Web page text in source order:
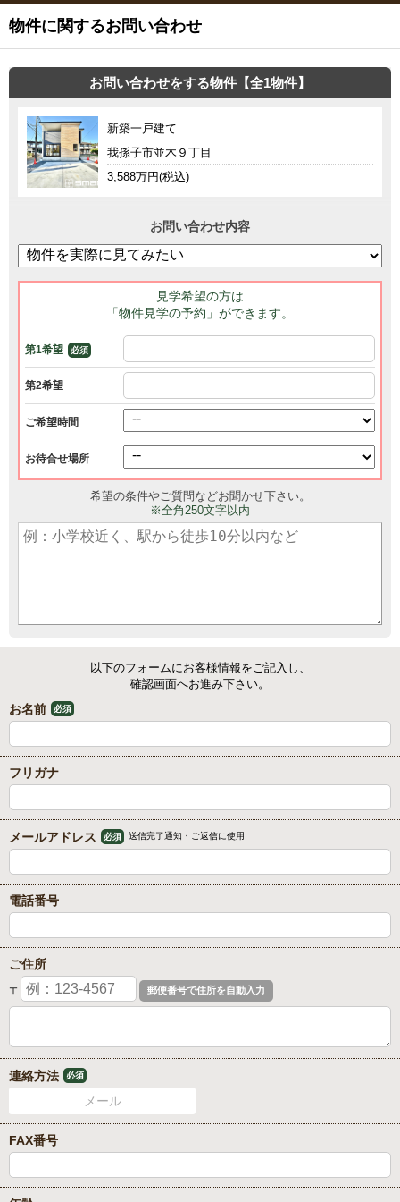
物件に関するお問い合わせ
お問い合わせをする物件【全1物件】
新築一戸建て
我孫子市並木９丁目
3,588万円(税込)
お問い合わせ内容
見学希望の方は
「物件見学の予約」ができます。
第1希望 必須
第2希望
ご希望時間
お待合せ場所
希望の条件やご質問などお聞かせ下さい。
※全角250文字以内
以下のフォームにお客様情報をご記入し、
確認画面へお進み下さい。
お名前 必須
フリガナ
メールアドレス 必須 送信完了通知・ご返信に使用
電話番号
ご住所
〒
連絡方法 必須
メール
FAX番号